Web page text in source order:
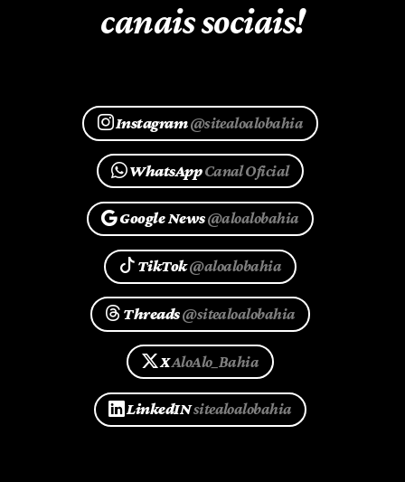
canais sociais!
Instagram@sitealoalobahia
WhatsAppCanal Oficial
Google News@aloalobahia
TikTok@aloalobahia
Threads@sitealoalobahia
XAloAlo_Bahia
LinkedINsitealoalobahia